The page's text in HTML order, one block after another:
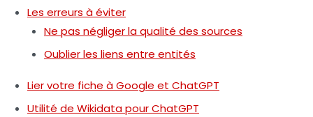
Les erreurs à éviter
Ne pas négliger la qualité des sources
Oublier les liens entre entités
Lier votre fiche à Google et ChatGPT
Utilité de Wikidata pour ChatGPT